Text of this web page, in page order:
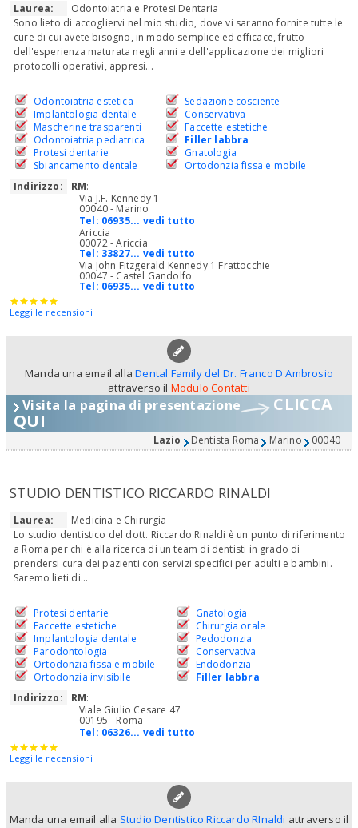
Laurea:
Odontoiatria e Protesi Dentaria
Sono lieto di accogliervi nel mio studio, dove vi saranno fornite tutte le
cure di cui avete bisogno, in modo semplice ed efficace, frutto
dell'esperienza maturata negli anni e dell'applicazione dei migliori
protocolli operativi, appresi...
Odontoiatria estetica
Implantologia dentale
Mascherine trasparenti
Odontoiatria pediatrica
Protesi dentarie
Sbiancamento dentale
Sedazione cosciente
Conservativa
Faccette estetiche
Filler labbra
Gnatologia
Ortodonzia fissa e mobile
Indirizzo:
RM:
Via J.F. Kennedy 1
00040 - Marino
Tel: 06935... vedi tutto
Ariccia
00072 - Ariccia
Tel: 33827... vedi tutto
Via John Fitzgerald Kennedy 1 Frattocchie
00047 - Castel Gandolfo
Tel: 06935... vedi tutto
Leggi le recensioni
Manda una email allaDental Family del Dr. Franco D'Ambrosio
attraverso il Modulo Contatti
Visita la pagina di presentazione CLICCA
QUI
Lazio Dentista Roma Marino 00040
STUDIO DENTISTICO RICCARDO RINALDI
Laurea:
Medicina e Chirurgia
Lo studio dentistico del dott. Riccardo Rinaldi è un punto di riferimento
a Roma per chi è alla ricerca di un team di dentisti in grado di
prendersi cura dei pazienti con servizi specifici per adulti e bambini.
Saremo lieti di...
Protesi dentarie
Faccette estetiche
Implantologia dentale
Parodontologia
Ortodonzia fissa e mobile
Ortodonzia invisibile
Gnatologia
Chirurgia orale
Pedodonzia
Conservativa
Endodonzia
Filler labbra
Indirizzo:
RM:
Viale Giulio Cesare 47
00195 - Roma
Tel: 06326... vedi tutto
Leggi le recensioni
Manda una email alla Studio Dentistico Riccardo RInaldi attraverso il